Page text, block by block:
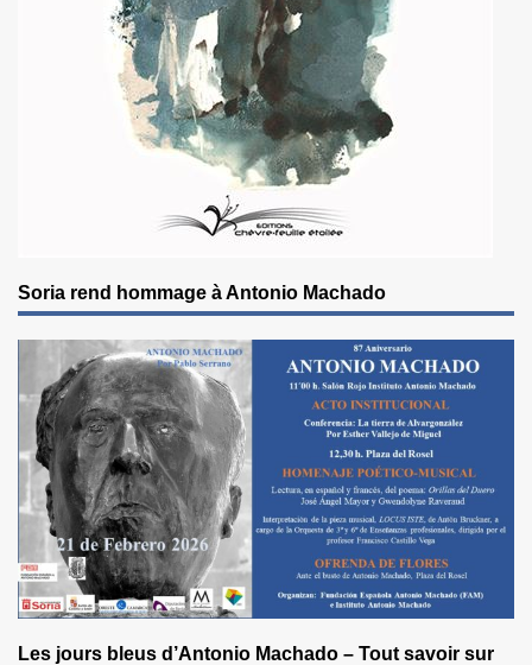
Soria rend hommage à Antonio Machado
Les jours bleus d’Antonio Machado – Tout savoir sur